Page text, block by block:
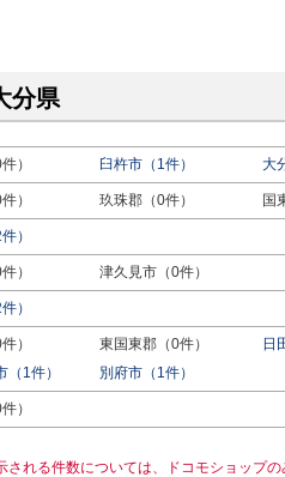
分県
） 臼杵市（1件） 大
） 玖珠郡（0件） 国
）
） 津久見市（0件）
）
） 東国東郡（0件） 日
（1件）
別府市（1件）
）
される件数については、ドコモショップ